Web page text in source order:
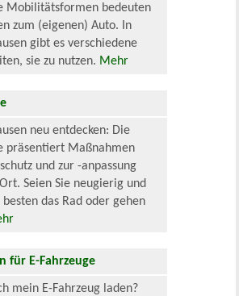
Mobilitätsformen bedeuten
zum (eigenen) Auto. In
gibt es verschiedene
sie zu nutzen. Mehr
neu entdecken: Die
präsentiert Maßnahmen
und zur -anpassung
Seien Sie neugierig und
das Rad oder gehen
für E-Fahrzeuge
mein E-Fahrzeug laden?